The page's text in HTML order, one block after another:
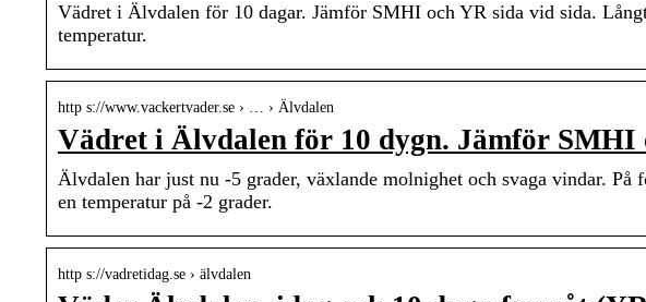
Vädret i Älvdalen för 10 dagar. Jämför SMHI och YR sida vid sida.
temperatur.
http s://www.vackertvader.se › … › Älvdalen
Vädret i Älvdalen för 10 dygn. Jämför SMHI
Älvdalen har just nu -5 grader, växlande molnighet och svaga vindar.
en temperatur på -2 grader.
http s://vadretidag.se › älvdalen